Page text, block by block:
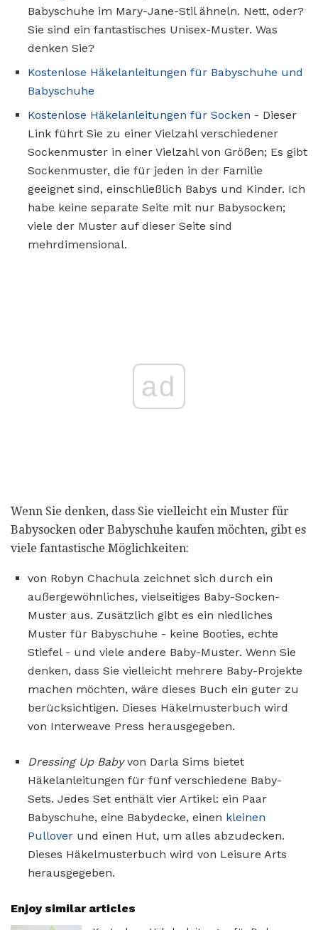
Babyschuhe im Mary-Jane-Stil ähneln. Nett, oder?
Sie sind ein fantastisches Unisex-Muster. Was
denken Sie?
Kostenlose Häkelanleitungen für Babyschuhe und
Babyschuhe
Kostenlose Häkelanleitungen für Socken - Dieser
Link führt Sie zu einer Vielzahl verschiedener
Sockenmuster in einer Vielzahl von Größen; Es gibt
Sockenmuster, die für jeden in der Familie
geeignet sind, einschließlich Babys und Kinder. Ich
habe keine separate Seite mit nur Babysocken;
viele der Muster auf dieser Seite sind
mehrdimensional.
ad
Wenn Sie denken, dass Sie vielleicht ein Muster für
Babysocken oder Babyschuhe kaufen möchten, gibt es
viele fantastische Möglichkeiten:
von Robyn Chachula zeichnet sich durch ein
außergewöhnliches, vielseitiges Baby-Socken-
Muster aus. Zusätzlich gibt es ein niedliches
Muster für Babyschuhe - keine Booties, echte
Stiefel - und viele andere Baby-Muster. Wenn Sie
denken, dass Sie vielleicht mehrere Baby-Projekte
machen möchten, wäre dieses Buch ein guter zu
berücksichtigen. Dieses Häkelmusterbuch wird
von Interweave Press herausgegeben.
Dressing Up Babyvon Darla Sims bietet
Häkelanleitungen für fünf verschiedene Baby-
Sets. Jedes Set enthält vier Artikel: ein Paar
Babyschuhe, eine Babydecke, einen kleinen
Pullover und einen Hut, um alles abzudecken.
Dieses Häkelmusterbuch wird von Leisure Arts
herausgegeben.
Enjoy similar articles